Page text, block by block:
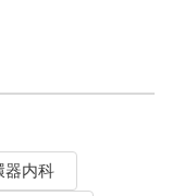
器内科